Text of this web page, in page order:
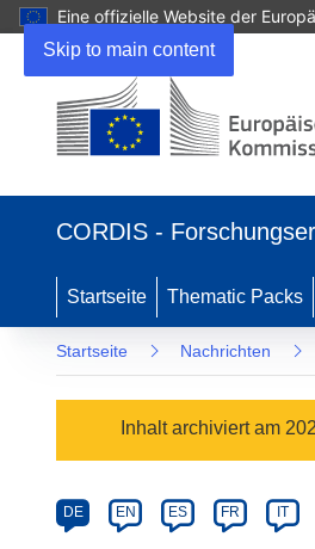
Skip to main content
Eine offizielle Website der
neuem
CORDIS -
Startseite Thematic Packs
Startseite Nachrichten
Category
Inhalt archiviert am
Article
available
DE EN ES FR IT